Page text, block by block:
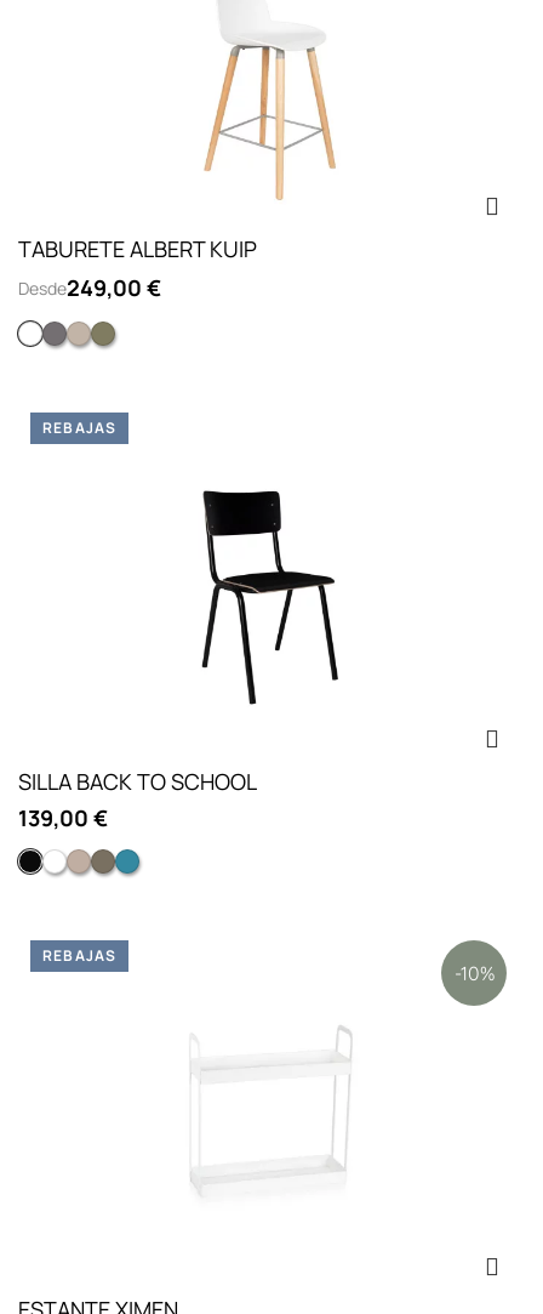
TABURETE ALBERT KUIP
Desde249,00 €
Blanco
Gris oscuro
TaupeVerde
SILLA BACK TO SCHOOL
139,00 €
Estructura y asiento en negro
Estructura y asiento en blanco
Estructura negro mate, asiento y respaldo beige mate
Estructura negro mate, asiento y respaldo verde
Estructura negro mate, asiento y respaldo azul
REBAJAS
-10%
REBAJAS